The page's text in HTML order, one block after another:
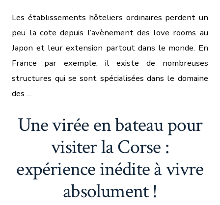
Les établissements hôteliers ordinaires perdent un
peu la cote depuis l’avènement des love rooms au
Japon et leur extension partout dans le monde. En
France par exemple, il existe de nombreuses
structures qui se sont spécialisées dans le domaine
des…
Une virée en bateau pour
visiter la Corse :
expérience inédite à vivre
absolument !